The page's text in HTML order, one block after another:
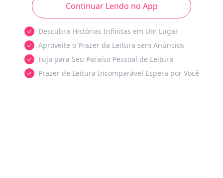
Continuar Lendo no App
Descubra Histórias Infinitas em Um Lugar
Aproveite o Prazer da Leitura sem Anúncios
Fuja para Seu Paraíso Pessoal de Leitura
Prazer de Leitura Incomparável Espera por Você